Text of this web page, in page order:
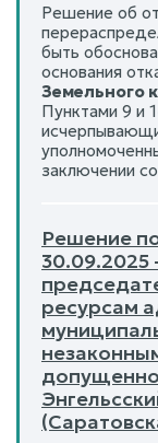
Решение об
быть
основания
Земельного
Пунктами 9 и
заключении
Решение
30.09.2025
ресурсам